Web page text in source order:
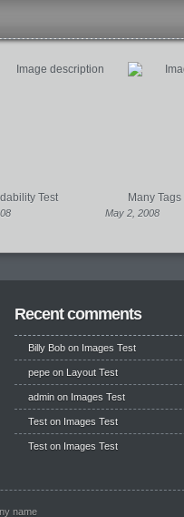
Test Many Tags
May 2, 2008
Recent comments
Billy Bob on Images Test
pepe on Layout Test
admin on Images Test
Test on Images Test
Test on Images Test
name